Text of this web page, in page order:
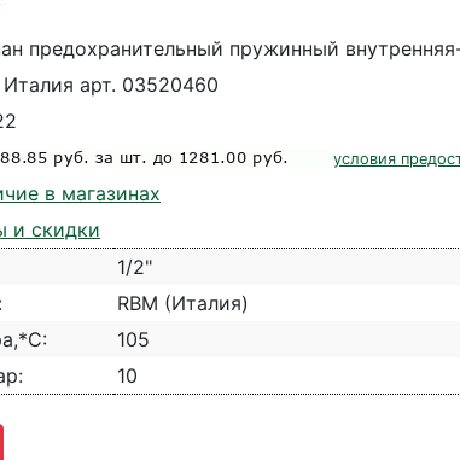
предохранительный пружинный
Италия арт. 03520460
условия
в магазинах
и скидки
1/2"
RBM (Италия)
105
10